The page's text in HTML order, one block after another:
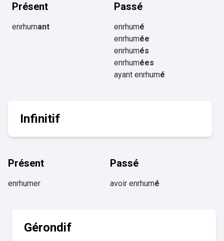
Présent
enrhumant
Passé
enrhumé
enrhumée
enrhumés
enrhumées
ayant enrhumé
Infinitif
Présent
enrhumer
Passé
avoir enrhumé
Gérondif